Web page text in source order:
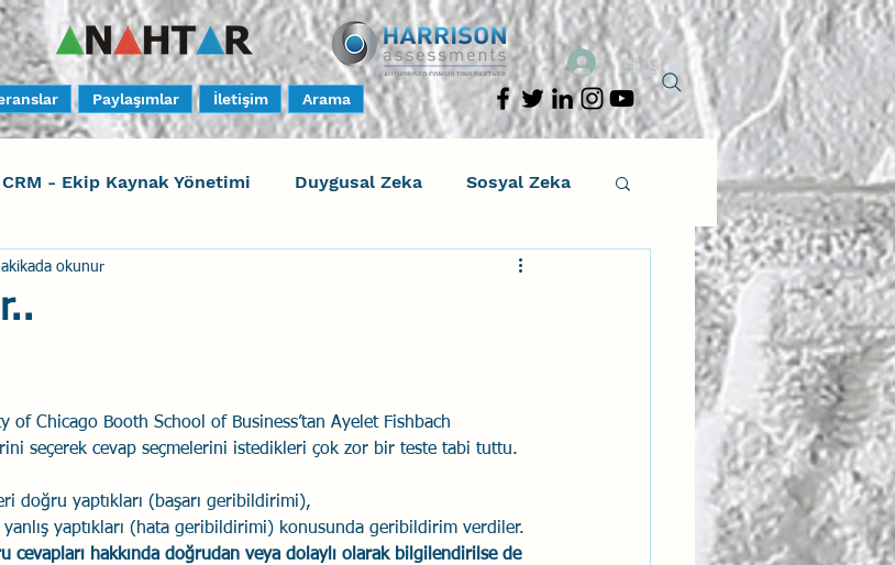
Paylaşımlar İletişim Arama
Giriş
CRM - Ekip Kaynak Yönetimi Duygusal Zeka Sosyal Zeka
Assessments
Factors
Sosyal Zekâ Eğiticinin Eğitimi Liderlik
Wellbeing İlişki Yönetimi Bağlantısal Bütünsellik
okunur
of Chicago Booth School of Business’tan Ayelet Fishbach
seçerek cevap seçmelerini istedikleri çok zor bir teste tabi tuttu.
doğru yaptıkları (başarı geribildirimi),
yanlış yaptıkları (hata geribildirimi) konusunda geribildirim verdiler.
cevapları hakkında doğrudan veya dolaylı olarak bilgilendirilse de